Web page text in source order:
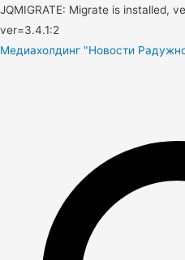
JQMIGRATE: Migrate is installed,
ver=3.4.1:2
Медиахолдинг "Новости